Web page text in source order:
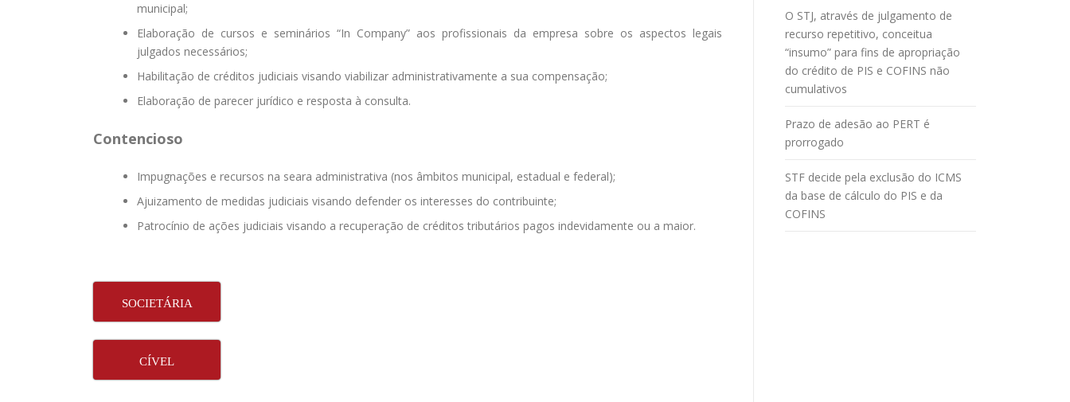
municipal;
Elaboração de cursos e seminários “In Company” aos profissionais da empresa sobre os aspectos legais
julgados necessários;
Habilitação de créditos judiciais visando viabilizar administrativamente a sua compensação;
Elaboração de parecer jurídico e resposta à consulta.
Contencioso
Impugnações e recursos na seara administrativa (nos âmbitos municipal, estadual e federal);
Ajuizamento de medidas judiciais visando defender os interesses do contribuinte;
Patrocínio de ações judiciais visando a recuperação de créditos tributários pagos indevidamente ou a maior.
SOCIETÁRIA
CÍVEL
O STJ, através de julgamento de
recurso repetitivo, conceitua
“insumo” para fins de apropriação
do crédito de PIS e COFINS não
cumulativos
Prazo de adesão ao PERT é
prorrogado
STF decide pela exclusão do ICMS
da base de cálculo do PIS e da
COFINS